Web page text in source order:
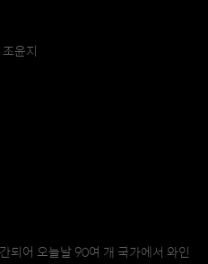
윤지
되어 오늘날 90여 개 국가에서 와인